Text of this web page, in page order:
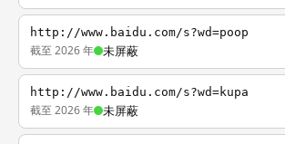
http://www.baidu.com/s?wd=poop
截至 2026 年 未屏蔽
http://www.baidu.com/s?wd=kupa
截至 2026 年 未屏蔽